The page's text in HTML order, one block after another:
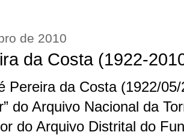
de 2010
da Costa (1922-
Pereira da Costa (1922/
do Arquivo Nacional da
do Arquivo Distrital do